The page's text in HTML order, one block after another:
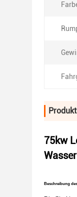
75kw
Beschreibung